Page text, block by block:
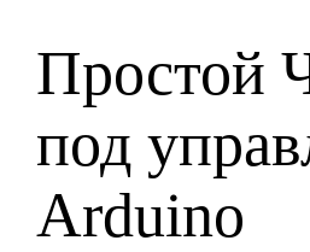
Простой
под
Arduino